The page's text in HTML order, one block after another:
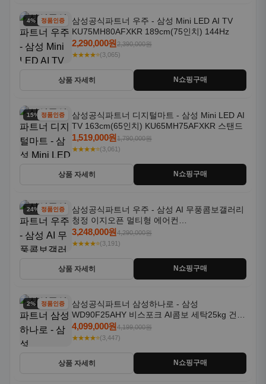
4% 할인정품인증
삼성공식파트너 우주 - 삼성 Mini LED AI TV
KU75MH80AFXKR 189cm(75인치) 144Hz
2,290,000원2,390,000원
★★★★⭐(3,065)
상품 자세히 N쇼핑구매
15% 할인정품인증
삼성공식파트너 디지털마트 - 삼성 Mini LED AI
TV 163cm(65인치) KU65MH75AFXKR 스탠드
1,519,000원1,790,000원
★★★★⭐(3,061)
상품 자세히 N쇼핑구매
24% 할인정품인증
삼성공식파트너 우주 - 삼성 AI 무풍콤보갤러리
청정 이지오픈 멀티형 에어컨
AF80F17D22WRS 기본설치포함
3,248,000원4,290,000원
★★★★⭐(3,191)
상품 자세히 N쇼핑구매
2% 할인정품인증
삼성공식파트너 삼성하나로 - 삼성
WD90F25AHY 비스포크 AI콤보 세탁25kg 건조
18kg 자동문열림 1등급
4,099,000원4,199,000원
★★★★⭐(3,447)
상품 자세히 N쇼핑구매